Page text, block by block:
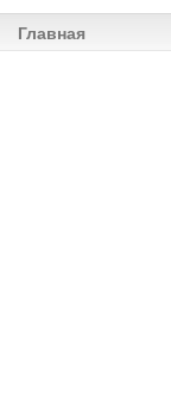
Главная